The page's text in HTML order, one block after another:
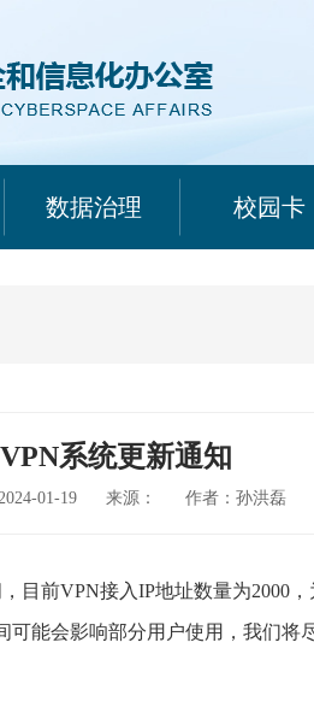
数据治理 校园卡
VPN系统更新通知
01-19 来源： 作者：孙洪磊
目前VPN接入IP地址数量为2000
可能会影响部分用户使用，我们将